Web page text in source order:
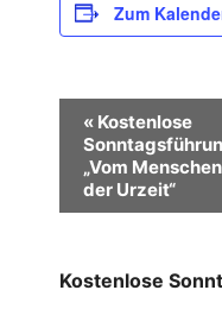
Zum
n
« Kostenlose
„Vom Menschen
der Urzeit“
Kostenlose